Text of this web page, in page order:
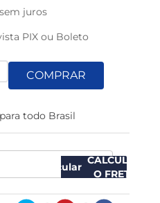
sem juros
PIX ou Boleto
COMPRAR
todo Brasil
CALCULAR
O FRETE